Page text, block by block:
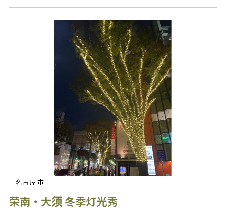
名古屋市
荣南・大须 冬季灯光秀